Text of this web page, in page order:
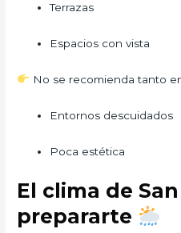
Terrazas
Espacios con vista
No se recomienda tanto
Entornos descuidados
Poca estética
El clima de
prepararte